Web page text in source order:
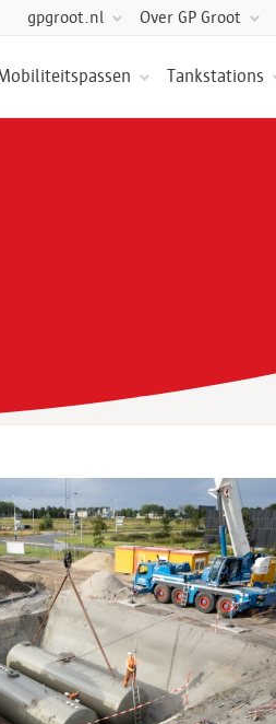
gpgroot.nl Over GP Groot
Tankstations